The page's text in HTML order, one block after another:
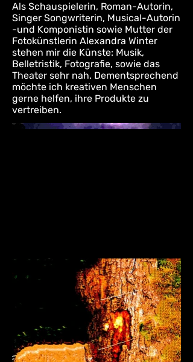
Als Schauspielerin, Roman-Autorin,
Singer Songwriterin, Musical-Autorin
-und Komponistin sowie Mutter der
Fotokünstlerin Alexandra Winter
stehen mir die Künste: Musik,
Belletristik, Fotografie, sowie das
Theater sehr nah. Dementsprechend
möchte ich kreativen Menschen
gerne helfen, ihre Produkte zu
vertreiben.